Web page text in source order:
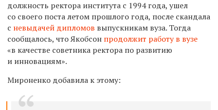
должность ректора института с 1994 года, ушел
со своего поста летом прошлого года, после скандала
с невыдачей дипломов выпускникам вуза. Тогда
сообщалось, что Якобсон продолжит работу в вузе
«в качестве советника ректора по развитию
и инновациям».
Мироненко добавила к этому: